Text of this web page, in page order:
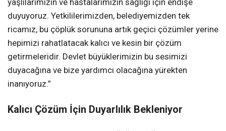
duyuyoruz. Yetkililerimizden, belediyemizden tek
ricamız, bu çöplük sorununa artık geçici çözümler yerine
hepimizi rahatlatacak kalıcı ve kesin bir çözüm
getirmeleridir. Devlet büyüklerimizin bu sesimizi
duyacağına ve bize yardımcı olacağına yürekten
inanıyoruz.”
Kalıcı Çözüm İçin Duyarlılık Bekleniyor